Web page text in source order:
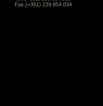
Fax (+351) 239 854 034